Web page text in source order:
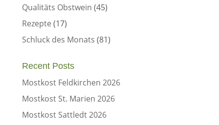
Qualitäts Obstwein (45)
Rezepte (17)
Schluck des Monats (81)
Recent Posts
Mostkost Feldkirchen 2026
Mostkost St. Marien 2026
Mostkost Sattledt 2026